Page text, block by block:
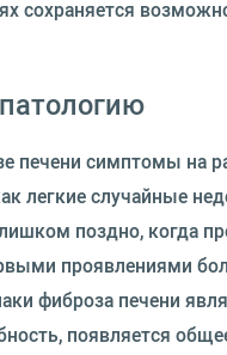
сохраняется
печени симптомы на
легкие случайные
поздно, когда
проявлениями
фиброза печени
появляется